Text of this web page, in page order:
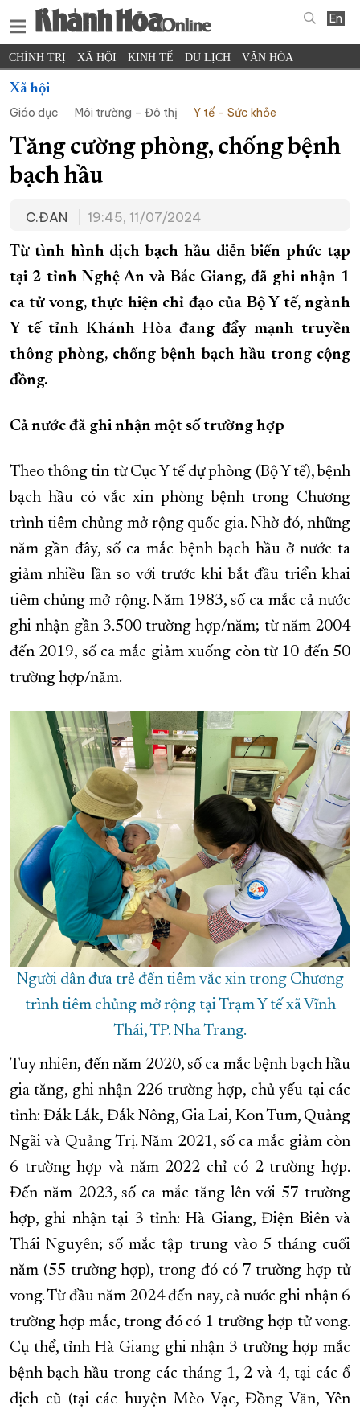
En
CHÍNH TRỊ XÃ HỘI KINH TẾ DU LỊCH VĂN HÓA
THỂ THAO
KHOA HỌC - CÔNG NGHỆ PHÁP LUẬT BẠN ĐỌC
THẾ GIỚI MULTIMEDIA VIDEO ĐỌC BÁO ONLINE
PODCAST THÔNG TIN - QUẢNG CÁO
TRƯỜNG SA BIỂN ĐẢO QUÊ HƯƠNG
CHUNG TAY CẢI CÁCH HÀNH CHÍNH
XÂY DỰNG NÔNG THÔN MỚI LỊCH CẮT ĐIỆN
TÀU - XE - MÁY BAY
KỶ NIỆM 370 NĂM XÂY DỰNG VÀ PHÁT TRIỂN TỈNH KHÁNH HÒA
KHOẢNH KHẮC ĐẸP XỨ TRẦM
XÂY DỰNG KHÁNH HÒA TRỞ THÀNH THÀNH PHỐ TRỰC THUỘC
Xã hội
Giáo dục
Môi trường – Đô thị Y tế - Sức khỏe
Tăng cường phòng, chống bệnh
bạch hầu
C.ĐAN 19:45, 11/07/2024
Từ tình hình dịch bạch hầu diễn biến phức tạp
tại 2 tỉnh Nghệ An và Bắc Giang, đã ghi nhận 1
ca tử vong, thực hiện chỉ đạo của Bộ Y tế, ngành
Y tế tỉnh Khánh Hòa đang đẩy mạnh truyền
thông phòng, chống bệnh bạch hầu trong cộng
đồng.
Cả nước đã ghi nhận một số trường hợp
Theo thông tin từ Cục Y tế dự phòng (Bộ Y tế), bệnh
bạch hầu có vắc xin phòng bệnh trong Chương
trình tiêm chủng mở rộng quốc gia. Nhờ đó, những
năm gần đây, số ca mắc bệnh bạch hầu ở nước ta
giảm nhiều lần so với trước khi bắt đầu triển khai
tiêm chủng mở rộng. Năm 1983, số ca mắc cả nước
ghi nhận gần 3.500 trường hợp/năm; từ năm 2004
đến 2019, số ca mắc giảm xuống còn từ 10 đến 50
trường hợp/năm.
Người dân đưa trẻ đến tiêm vắc xin trong Chương
trình tiêm chủng mở rộng tại Trạm Y tế xã Vĩnh
Thái, TP. Nha Trang.
Tuy nhiên, đến năm 2020, số ca mắc bệnh bạch hầu
gia tăng, ghi nhận 226 trường hợp, chủ yếu tại các
tỉnh: Đắk Lắk, Đắk Nông, Gia Lai, Kon Tum, Quảng
Ngãi và Quảng Trị. Năm 2021, số ca mắc giảm còn
6 trường hợp và năm 2022 chỉ có 2 trường hợp.
Đến năm 2023, số ca mắc tăng lên với 57 trường
hợp, ghi nhận tại 3 tỉnh: Hà Giang, Điện Biên và
Thái Nguyên; số mắc tập trung vào 5 tháng cuối
năm (55 trường hợp), trong đó có 7 trường hợp tử
vong. Từ đầu năm 2024 đến nay, cả nước ghi nhận 6
trường hợp mắc, trong đó có 1 trường hợp tử vong.
Cụ thể, tỉnh Hà Giang ghi nhận 3 trường hợp mắc
bệnh bạch hầu trong các tháng 1, 2 và 4, tại các ổ
dịch cũ (tại các huyện Mèo Vạc, Đồng Văn, Yên